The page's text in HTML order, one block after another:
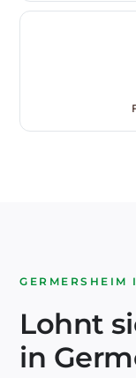
GERMERSHEIM
Lohnt
in